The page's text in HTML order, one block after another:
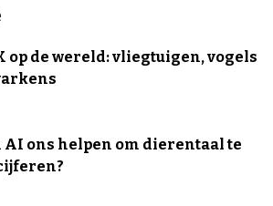
op de wereld: vliegtuigen, vogels
AI ons helpen om dierentaal te